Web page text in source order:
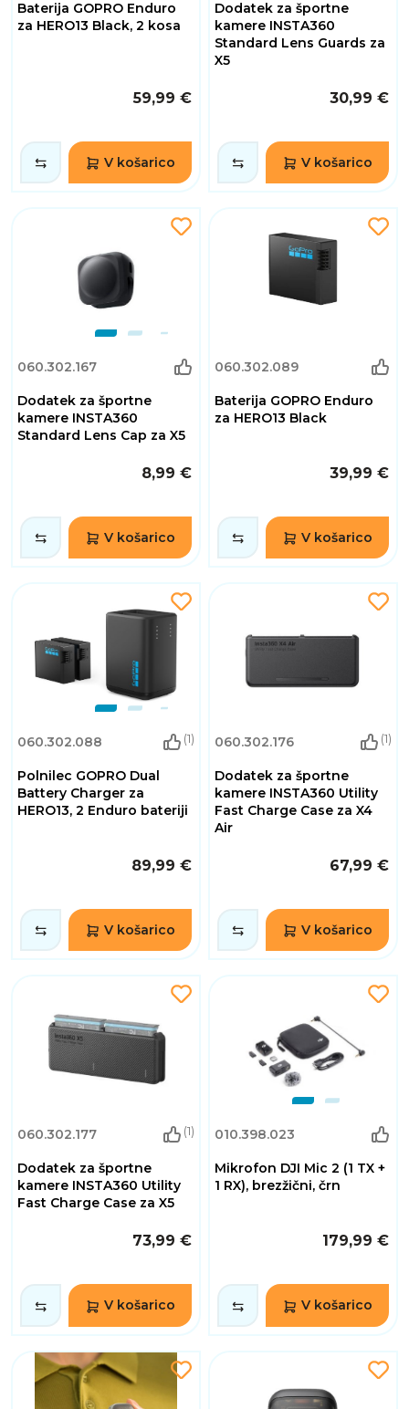
Baterija GOPRO Enduro
za HERO13 Black, 2 kosa
59,99 €
V košarico
Dodatek za športne
kamere INSTA360
Standard Lens Guards za
X5
30,99 €
V košarico
060.302.167
Dodatek za športne
kamere INSTA360
Standard Lens Cap za X5
8,99 €
V košarico
060.302.089
Baterija GOPRO Enduro
za HERO13 Black
39,99 €
V košarico
060.302.088 (1)
Polnilec GOPRO Dual
Battery Charger za
HERO13, 2 Enduro bateriji
89,99 €
V košarico
060.302.176 (1)
Dodatek za športne
kamere INSTA360 Utility
Fast Charge Case za X4
Air
67,99 €
V košarico
060.302.177 (1)
Dodatek za športne
kamere INSTA360 Utility
Fast Charge Case za X5
73,99 €
V košarico
010.398.023
Mikrofon DJI Mic 2 (1 TX +
1 RX), brezžični, črn
179,99 €
V košarico